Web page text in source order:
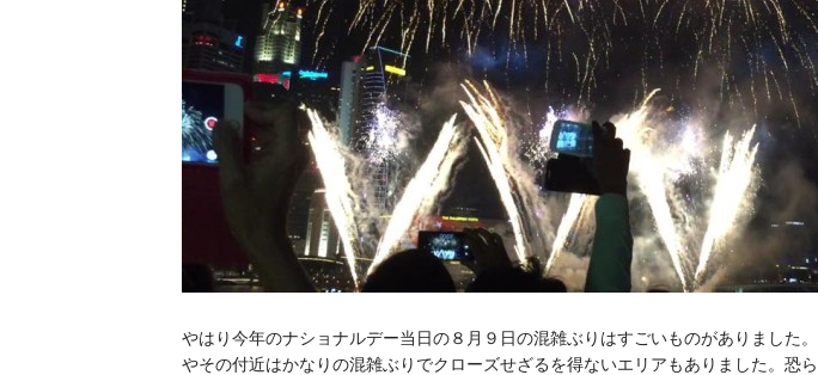
やはり今年のナショナルデー当日の８月９日の混雑ぶりはすごいものがありました
やその付近はかなりの混雑ぶりでクローズせざるを得ないエリアもありました。恐